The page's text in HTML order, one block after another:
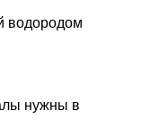
водородом
нужны в